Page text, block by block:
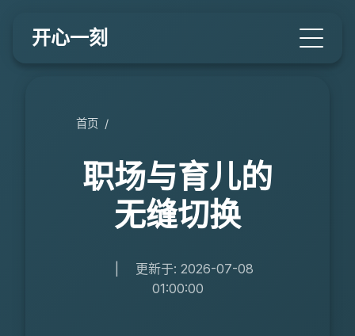
开心一刻
首页 /
职场与育儿的
无缝切换
更新于: 2026-07-08
01:00:00